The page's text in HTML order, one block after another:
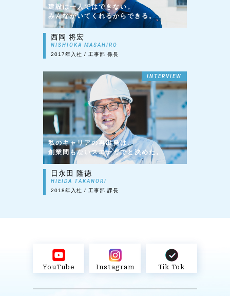
建設は一人ではできない。
みんながいてくれるからできる。
西岡 将宏
NISHIOKA MASAHIRO
2017年入社 / 工事部 係長
私のキャリアの再出発は、
創業 間もないスエナガでと決めた。
日永田 隆徳
HIEIDA TAKANORI
2018年入社 / 工事部 課長
INTERVIEW
YouTube Instagram Tik Tok